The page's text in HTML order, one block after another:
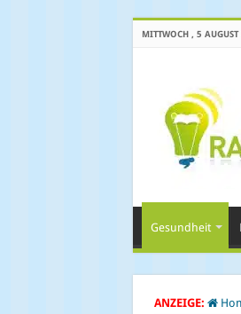
MITTWOCH , 5
Gesundheit
ANZEIGE: